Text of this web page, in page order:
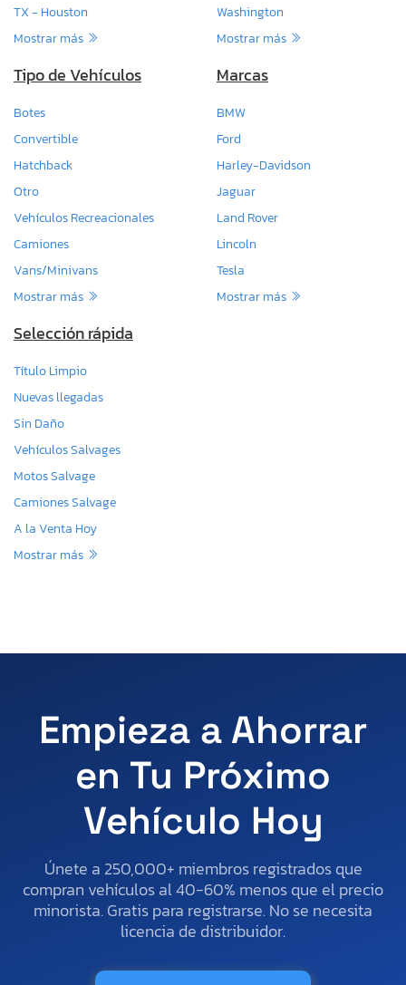
TX - Houston
Mostrar más
Washington
Mostrar más
Tipo de Vehículos
Botes
Convertible
Hatchback
Otro
Vehículos Recreacionales
Camiones
Vans/Minivans
Mostrar más
Marcas
BMW
Ford
Harley-Davidson
Jaguar
Land Rover
Lincoln
Tesla
Mostrar más
Selección rápida
Título Limpio
Nuevas llegadas
Sin Daño
Vehículos Salvages
Motos Salvage
Camiones Salvage
A la Venta Hoy
Mostrar más
Empieza a Ahorrar
en Tu Próximo
Vehículo Hoy
Únete a 250,000+ miembros registrados que
compran vehículos al 40-60% menos que el precio
minorista. Gratis para registrarse. No se necesita
licencia de distribuidor.